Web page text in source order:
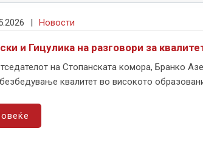
| Новости
и Гицулика на разговори за
на Стопанската комора, Бранко
квалитет во високото